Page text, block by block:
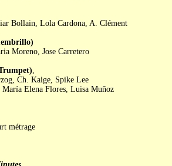
Bollain, Lola Cardona, A. Clément
Moreno, Jose Carretero
,
Ch. Kaige, Spike Lee
María Elena Flores, Luisa Muñoz
métrage